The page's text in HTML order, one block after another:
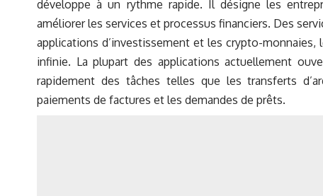
développe à un rythme rapide. Il désigne les
améliorer les services et processus financiers. Des
applications d’investissement et les crypto-
infinie. La plupart des applications actuellement
rapidement des tâches telles que les transferts
paiements de factures et les demandes de prêts.